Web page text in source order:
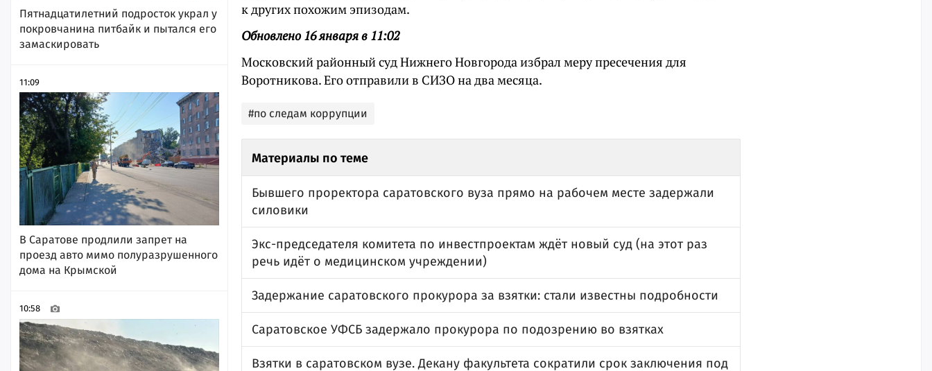
Пятнадцатилетний подросток украл у
покровчанина питбайк и пытался его
замаскировать
11:09
В Саратове продлили запрет на
проезд авто мимо полуразрушенного
дома на Крымской
10:58
к других похожим эпизодам.
Обновлено 16 января в 11:02
Московский районный суд Нижнего Новгорода избрал меру пресечения для
Воротникова. Его отправили в СИЗО на два месяца.
#по следам коррупции
Материалы по теме
Бывшего проректора саратовского вуза прямо на рабочем месте задержали
силовики
Экс-председателя комитета по инвестпроектам ждёт новый суд (на этот раз
речь идёт о медицинском учреждении)
Задержание саратовского прокурора за взятки: стали известны подробности
Саратовское УФСБ задержало прокурора по подозрению во взятках
Взятки в саратовском вузе. Декану факультета сократили срок заключения под